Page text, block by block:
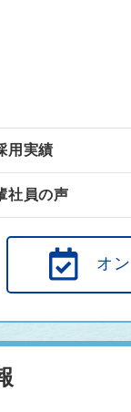
用実績
社員の声
オ